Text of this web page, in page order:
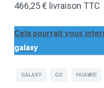
466,25 € livraison TTC
Cela pourrait vous
galaxy
GALAXY GO HUAWEI